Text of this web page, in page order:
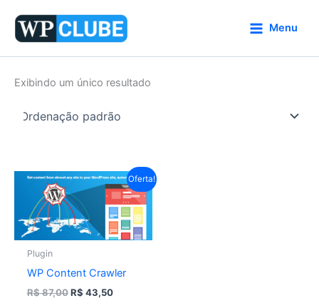
para
conteúdo
Menu
Exibindo um único resultado
Oferta!
Plugin
WP Content Crawler
R$87,00
O
preço
original
era:
R$ 87,00.
R$ 43,50
O
preço
atual
é:
R$ 43,50.